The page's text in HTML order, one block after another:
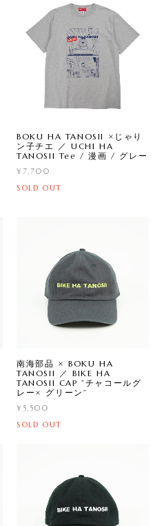
BOKU HA TANOSII ×じゃり
ン子チエ ／ UCHI HA
TANOSII Tee / 漫画 / グレー
¥7,700
SOLD OUT
南海部品 × BOKU HA
TANOSII ／ BIKE HA
TANOSII CAP ”チャコールグ
レー× グリーン”
¥5,500
SOLD OUT